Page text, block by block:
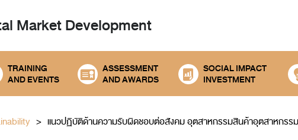
Market Development
TRAINING
AND EVENTS
ASSESSMENT
AND AWARDS
SOCIAL IMPACT
INVESTMENT
แนวปฏิบัติด้านความรับผิดชอบต่อสังคม อุตสาหกรรมสินค้าอุตสาหกรรม